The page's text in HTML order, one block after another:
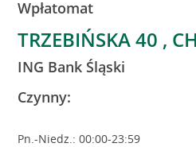
Wpłatomat
TRZEBIŃSKA 40 ,
ING Bank Śląski
Czynny:
Pn.-Niedz.: 00:00-23:59